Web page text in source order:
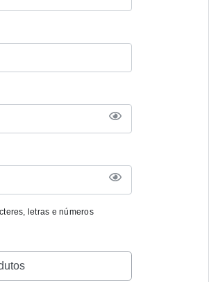
letras e números